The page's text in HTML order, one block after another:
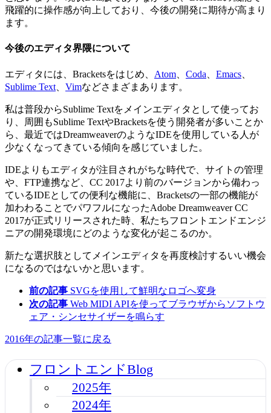
飛躍的に操作感が向上しており、今後の開発に期待が高まり
ます。
今後のエディタ界隈について
エディタには、Bracketsをはじめ、 Atom Coda Emacs
Sublime Text
Vimなどさまざまあります。
私は普段からSublime Textをメインエディタとして使ってお
り、周囲もSublime TextやBracketsを使う開発者が多いことか
ら、最近ではDreamweaverのようなIDEを使用している人が
少なくなってきている傾向を感じていました。
IDEよりもエディタが注目されがちな時代で、サイトの管理
や、FTP連携など、CC 2017より前のバージョンから備わっ
ているIDEとしての便利な機能に、Bracketsの一部の機能が
加わわることでパワフルになったAdobe Dreamweaver CC
2017が正式リリースされた時、私たちフロントエンドエンジ
ニアの開発環境にどのような変化が起こるのか。
新たな選択肢としてメインエディタを再度検討するいい機会
になるのではないかと思います。
前の記事 SVGを使用して鮮明なロゴへ変身
次の記事 Web MIDI APIを使ってブラウザからソフトウ
ェア・シンセサイザーを鳴らす
2016年の記事一覧に戻る
フロントエンドBlog
2025年
2024年